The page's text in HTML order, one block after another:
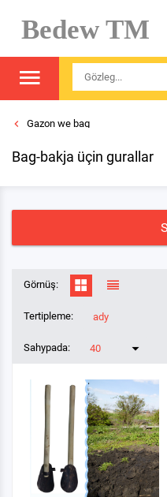
Bedew TM
Gazon we bag
Bag-bakja üçin gurallar
Görnüş:
Tertipleme: ady
Sahypada: 40